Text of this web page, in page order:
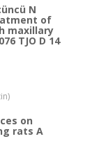
N
of
maxillary
TJO D 14
on
rats A